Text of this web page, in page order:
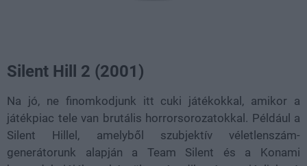
Silent Hill 2 (2001)
Na jó, ne finomkodjunk itt cuki játékokkal, amikor a
játékpiac tele van brutális horrorsorozatokkal. Például a
Silent Hillel, amelyből szubjektív véletlenszám-
generátorunk alapján a Team Silent és a Konami